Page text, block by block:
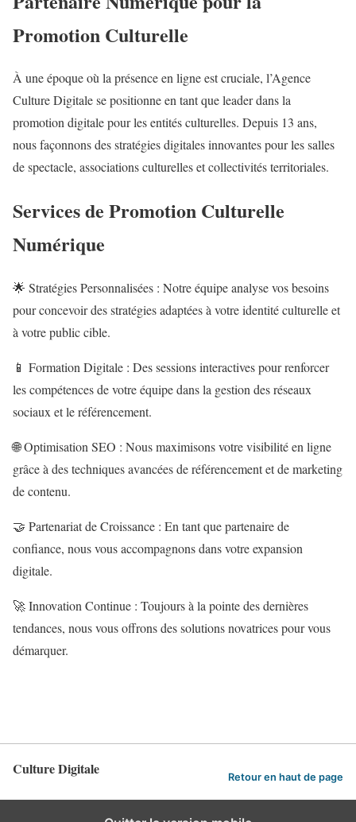
Promotion Culturelle
À une époque où la présence en ligne est cruciale, l’Agence
Culture Digitale se positionne en tant que leader dans la
promotion digitale pour les entités culturelles. Depuis 13 ans,
nous façonnons des stratégies digitales innovantes pour les salles
de spectacle, associations culturelles et collectivités territoriales.
Services de Promotion Culturelle
Numérique
🌟 Stratégies Personnalisées : Notre équipe analyse vos besoins
pour concevoir des stratégies adaptées à votre identité culturelle et
à votre public cible.
📱 Formation Digitale : Des sessions interactives pour renforcer
les compétences de votre équipe dans la gestion des réseaux
sociaux et le référencement.
🌐 Optimisation SEO : Nous maximisons votre visibilité en ligne
grâce à des techniques avancées de référencement et de marketing
de contenu.
🤝 Partenariat de Croissance : En tant que partenaire de
confiance, nous vous accompagnons dans votre expansion
digitale.
🚀 Innovation Continue : Toujours à la pointe des dernières
tendances, nous vous offrons des solutions novatrices pour vous
démarquer.
Culture Digitale Retour en haut de page